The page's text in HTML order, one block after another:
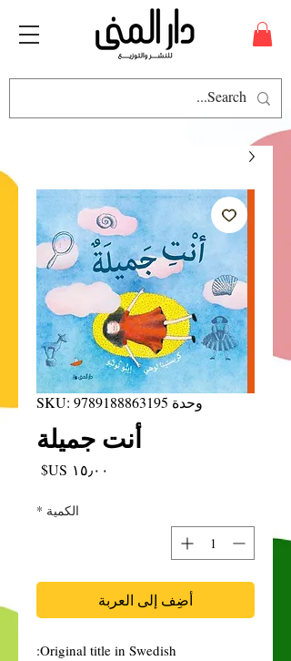
وحدة SKU: 9789188863195
أنت جميلة
السعر
الكمية *
أضِف إلى العربة
Original title in Swedish: